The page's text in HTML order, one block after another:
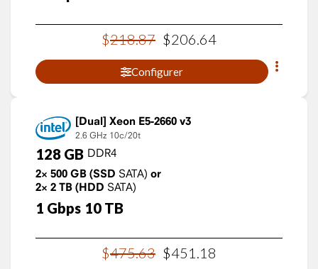
$218.87 $206.64
Configurer
Xeon E5-2660 v3
2.6 GHz 10c/20t
128 GB DDR4
2× 500 GB (SSD SATA) or
2× 2 TB (HDD SATA)
1 Gbps 10 TB
$475.63 $451 18